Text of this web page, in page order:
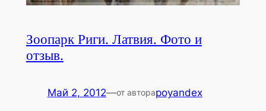
Зоопарк Риги. Латвия. Фото и
отзыв.
Май 2, 2012—от автораpoyandex